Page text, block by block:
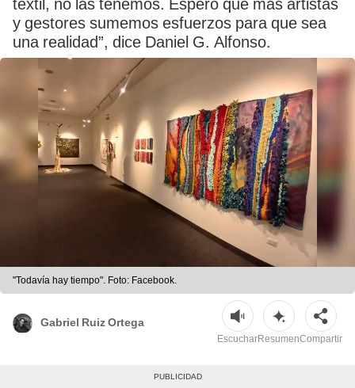
textil, no las tenemos. Espero que más artistas
y gestores sumemos esfuerzos para que sea
una realidad”, dice Daniel G. Alfonso.
"Todavía hay tiempo". Foto: Facebook.
Gabriel Ruiz Ortega
EscucharResumenCompartir